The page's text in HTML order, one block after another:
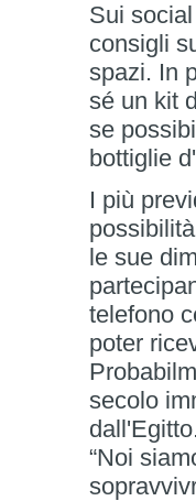
Sui
consigli
spazi. In
sé un kit
se
bottiglie
I più
le sue
telefono
poter
secolo
“Noi